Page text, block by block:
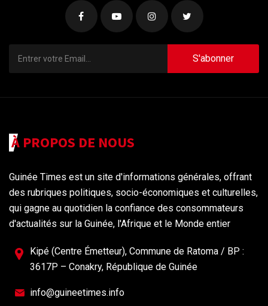
S'abonner
À PROPOS DE NOUS
Guinée Times est un site d'informations générales, offrant
des rubriques politiques, socio-économiques et culturelles,
qui gagne au quotidien la confiance des consommateurs
d'actualités sur la Guinée, l'Afrique et le Monde entier
Kipé (Centre Émetteur), Commune de Ratoma / BP :
3617P – Conakry, République de Guinée
info@guineetimes.info